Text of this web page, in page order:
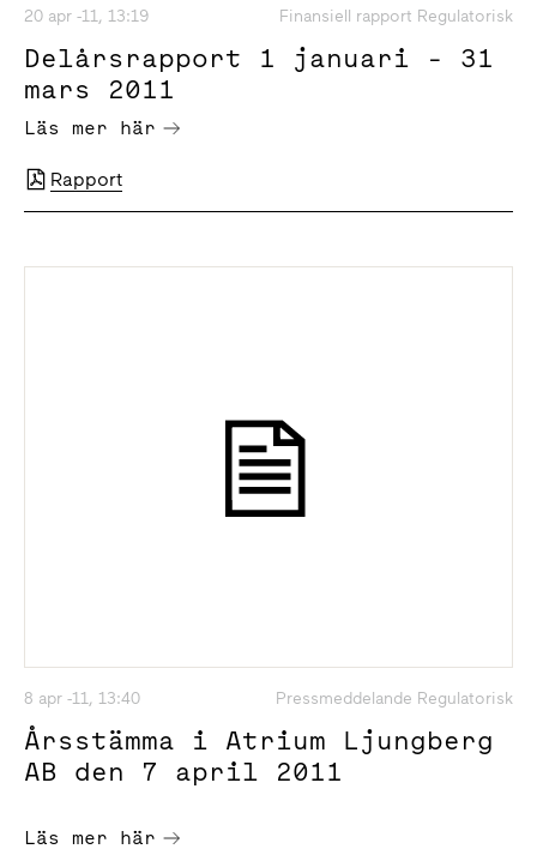
20 apr -11, 13:19 Finansiell rapport Regulatorisk
Delårsrapport 1 januari - 31
mars 2011
Läs mer här
Rapport
8 apr -11, 13:40 Pressmeddelande Regulatorisk
Årsstämma i Atrium Ljungberg
AB den 7 april 2011
Läs mer här